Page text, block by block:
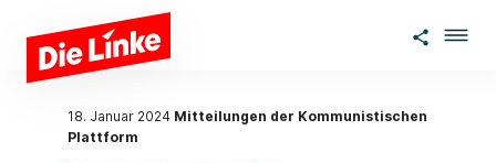
Zum Hauptinhalt springen
18. Januar 2024 Mitteilungen der Kommunistischen
Plattform